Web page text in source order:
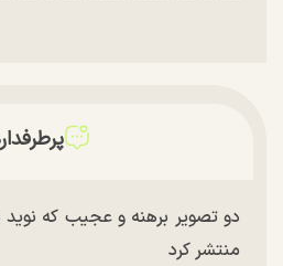
دو تصویر برهنه و عجیب که
منتشر کرد